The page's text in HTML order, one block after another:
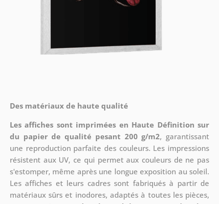
Des matériaux de haute qualité
Les affiches sont imprimées en Haute Définition sur
du papier de qualité pesant 200 g/m2, garantissant
une reproduction parfaite des couleurs. Les impressions
résistent aux UV, ce qui permet aux couleurs de ne pas
s'estomper, même après une longue exposition au soleil.
Les affiches et leurs cadres sont fabriqués à partir de
matériaux sûrs et inodores, adaptés à toutes les pièces,